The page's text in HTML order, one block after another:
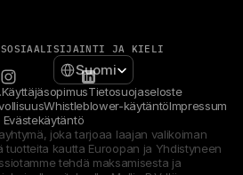
SOSIAALISIJAINTI JA KIELI
Select Language
Suomi
KäyttäjäsopimusTietosuojaseloste
Whistleblower-käytäntöImpressum
Evästekäytäntö
joka tarjoaa laajan valikoiman
tuotteita kautta Euroopan ja Yhdistyneen
tehdä maksamisesta ja